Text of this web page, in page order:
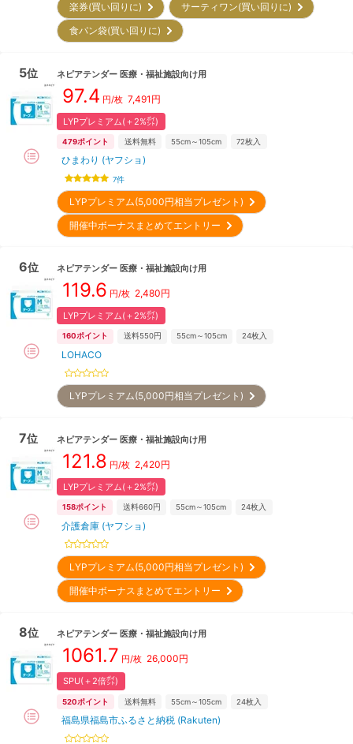
楽券(買い回りに)
サーティワン(買い回りに)
食パン袋(買い回りに)
5位 ネピアテンダー 医療・福祉施設向け用
97.4 円/枚 7,491 円
LYPプレミアム(＋2%㌽)
479ポイント 送料無料 55cm～105cm 72枚入
ひまわり (ヤフショ)
7件
LYPプレミアム(5,000円相当プレゼント)
開催中ボーナスまとめてエントリー
6位 ネピアテンダー 医療・福祉施設向け用
119.6 円/枚 2,480円
LYPプレミアム(＋2%㌽)
160ポイント 送料550円 55cm～105cm 24枚入
LOHACO
LYPプレミアム(5,000円相当プレゼント)
7位 ネピアテンダー 医療・福祉施設向け用
121.8 円/枚 2,420円
LYPプレミアム(＋2%㌽)
158ポイント 送料660円 55cm～105cm 24枚入
介護倉庫 (ヤフショ)
LYPプレミアム(5,000円相当プレゼント)
開催中ボーナスまとめてエントリー
8位 ネピアテンダー 医療・福祉施設向け用
1061.7 円/枚 26,000円
SPU(＋2倍㌽)
520ポイント 送料無料 55cm～105cm 24枚入
福島県福島市ふるさと納税 (Rakuten)